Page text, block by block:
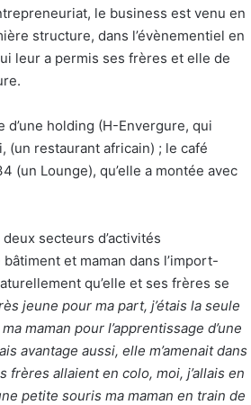
le business est venu en
structure, dans l’évènementiel en
leur a permis ses frères et elle de
holding (H-Envergure, qui
(un restaurant africain) ; le café
(un Lounge), qu’elle a montée avec
secteurs d’activités
et maman dans l’import-
qu’elle et ses frères se
jeune pour ma part, j’étais la seule
maman pour l’apprentissage d’une
avantage aussi, elle m’amenait dans
frères allaient en colo, moi, j’allais en
petite souris ma maman en train de